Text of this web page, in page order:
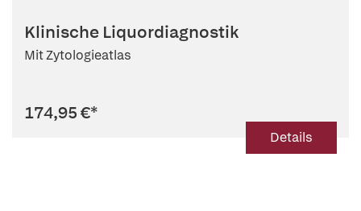
Klinische Liquordiagnostik
Mit Zytologieatlas
174,95 €*
Details